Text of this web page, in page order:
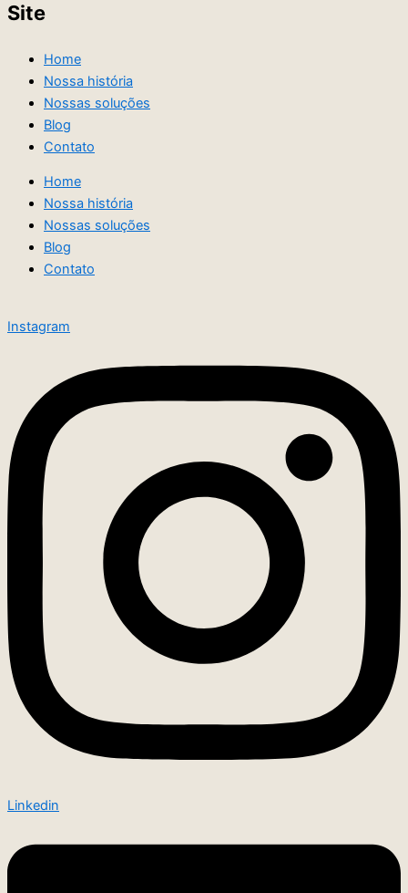
Site
Home
Nossa história
Nossas soluções
Blog
Contato
Home
Nossa história
Nossas soluções
Blog
Contato
Instagram
Linkedin